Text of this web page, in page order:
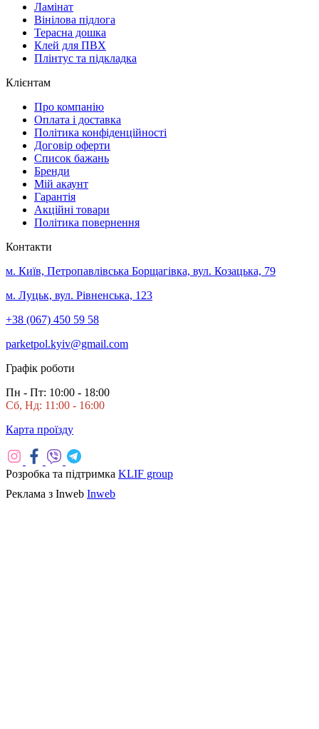
Ламінат
Вінілова підлога
Терасна дошка
Клей для ПВХ
Плінтус та підкладка
Клієнтам
Про компанію
Оплата і доставка
Політика конфіденційності
Договір оферти
Список бажань
Бренди
Мій акаунт
Гарантія
Акційні товари
Політика повернення
Контакти
м. Київ, Петропавлівська Борщагівка, вул. Козацька, 79
м. Луцьк, вул. Рівненська, 123
+38 (067) 450 59 58
parketpol.kyiv@gmail.com
Графік роботи
Пн - Пт: 10:00 - 18:00
Сб, Нд: 11:00 - 16:00
Карта проїзду
Розробка та підтримка KLIF group
Реклама з Inweb Inweb